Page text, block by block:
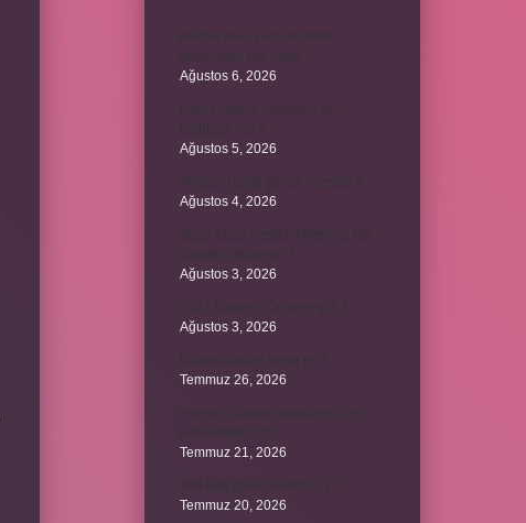
Bileşik kesir ve basit kesir
Ağustos 6, 2026
Ağustos 5, 2026
Ağustos 4, 2026
Ağustos 3, 2026
Ağustos 3, 2026
Temmuz 26, 2026
Temmuz 21, 2026
Temmuz 20, 2026